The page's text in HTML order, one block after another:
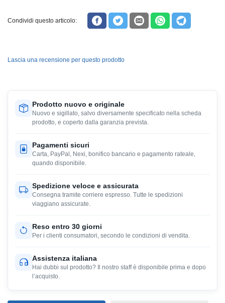
Condividi questo articolo:
Lascia una recensione per questo prodotto
Prodotto nuovo e originale
Nuovo e sigillato, salvo diversamente specificato nella scheda
prodotto, e coperto dalla garanzia prevista.
Pagamenti sicuri
Carta, PayPal, Nexi, bonifico bancario e pagamento rateale,
quando disponibile.
Spedizione veloce e assicurata
Consegna tramite corriere espresso. Tutte le spedizioni
viaggiano assicurate.
Reso entro 30 giorni
Per i clienti consumatori, secondo le condizioni di vendita.
Assistenza italiana
Hai dubbi sul prodotto? Il nostro staff è disponibile prima e dopo
l’acquisto.